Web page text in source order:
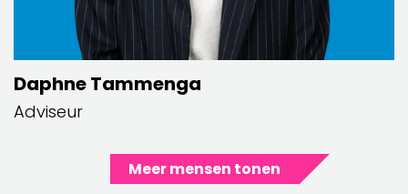
Daphne Tammenga
Adviseur
Meer mensen tonen